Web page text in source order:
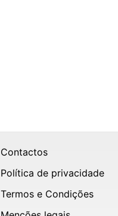
Contactos
Política de privacidade
Termos e Condições